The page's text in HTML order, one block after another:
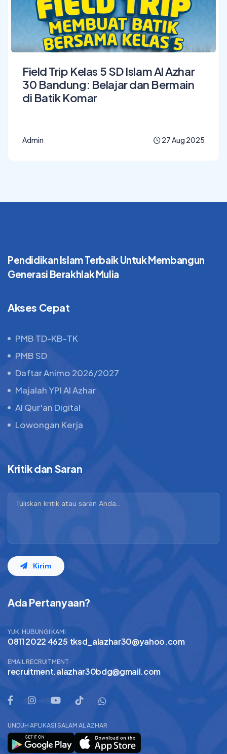
Field Trip Kelas 5 SD Islam Al Azhar
30 Bandung: Belajar dan Bermain
di Batik Komar
Admin 27 Aug 2025
Pendidikan Islam TerbaikUntuk Membangun
Generasi Berakhlak Mulia
Akses Cepat
PMB TD-KB-TK
PMB SD
Daftar Animo 2026/2027
Majalah YPI Al Azhar
Al Qur'an Digital
Lowongan Kerja
Kritik dan Saran
Kirim
Ada Pertanyaan?
YUK, HUBUNGI KAMI
0811 2022 4625 tksd_alazhar30@yahoo.com
EMAIL RECRUITMENT
recruitment.alazhar30bdg@gmail.com
UNDUH APLIKASI SALAM AL AZHAR